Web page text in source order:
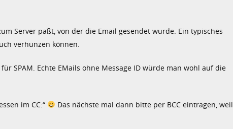
Server paßt, von der die Email gesendet wurde. Ein typisches
verhunzen können.
SPAM. Echte EMails ohne Message ID würde man wohl auf die
im CC:“
Das nächste mal dann bitte per BCC eintragen, weil